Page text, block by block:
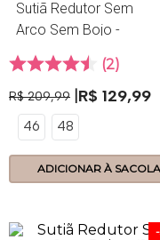
Sutiã Redutor Sem
Arco Sem Bojo -
Branco
2
R$ 209,99 R$ 129,99
46 48
ADICIONAR À SACOLA
-